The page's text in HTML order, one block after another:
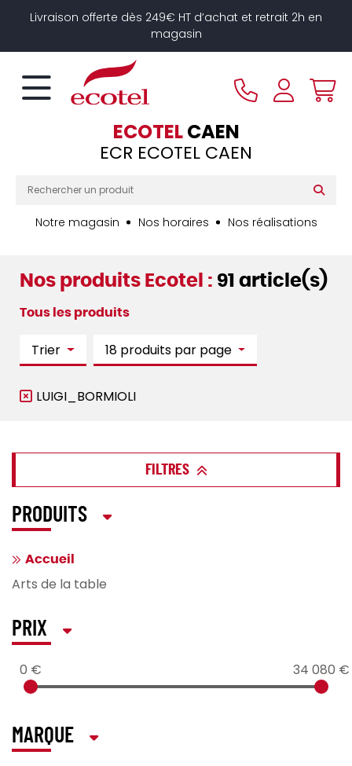
Livraison offerte dès 249€ HT d’achat et retrait 2h en
magasin
ECOTELCAEN
ECR ECOTEL CAEN
Notre magasin Nos horaires Nos réalisations
Nos produits Ecotel : 91 article(s)
Tous les produits
Trier 18 produits par page
LUIGI_BORMIOLI
FILTRES
PRODUITS
Accueil
Arts de la table
PRIX
0 € 34 080 €
MARQUE
Panneau de gestion des cookies